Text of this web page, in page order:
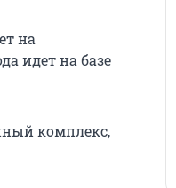
на
идет на базе
комплекс,